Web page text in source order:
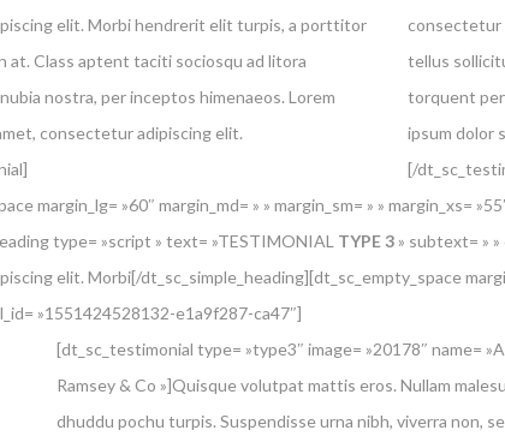
elit. Morbi hendrerit elit turpis, a porttitor
at. Class aptent taciti sociosqu ad litora
nostra, per inceptos himenaeos. Lorem
consectetur adipiscing elit.
consectetur
tellus
torquent per
ipsum dolor
[/
margin_lg= »60″ margin_md= » » margin_sm= » » margin_xs=
type= »script » text= »TESTIMONIAL TYPE 3» subtext= » »
elit. Morbi[/dt_sc_simple_heading][dt_sc_empty_space
»1551424528132-e1a9f287-ca47″]
[dt_sc_testimonial type= »type3″ image= »20178″ name=
Ramsey & Co »]Quisque volutpat mattis eros. Nullam
dhuddu pochu turpis. Suspendisse urna nibh, viverra non,